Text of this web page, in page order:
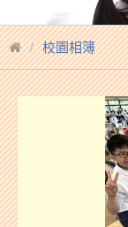
校園相簿